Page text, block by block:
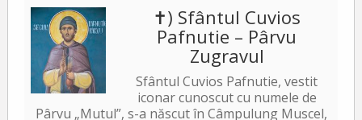
✝) Sfântul Cuvios
Pafnutie – Pârvu
Zugravul
Sfântul Cuvios Pafnutie, vestit
iconar cunoscut cu numele de
Pârvu „Mutul”, s-a născut în Câmpulung Muscel,